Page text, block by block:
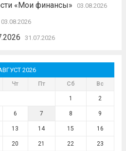
«Мои финансы»
03.08.2026
03.08.2026
31.07.2026
2026
Чт Пт Сб Вс
1 2
6 7 8 9
13 14 15 16
20 21 22 23